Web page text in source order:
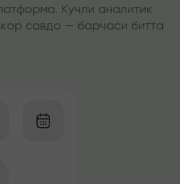
Кучли аналитик
савдо — барчаси битта